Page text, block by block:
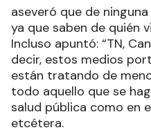
aseveró que de
ya que saben de quién
Incluso apuntó: “TN,
decir, estos medios
están tratando de
todo aquello que se
salud pública como en
etcétera.